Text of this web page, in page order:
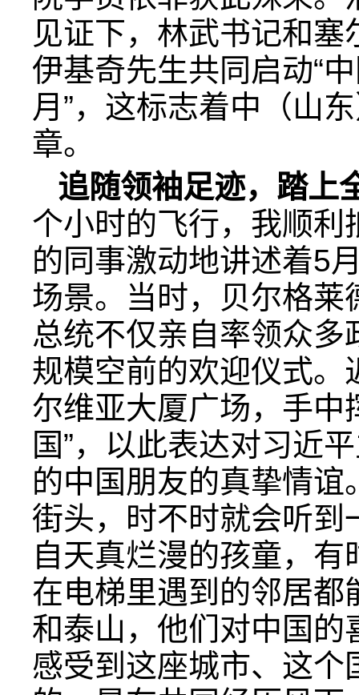
见证下，林武书记和塞
伊基奇先生共同启动“
月”，这标志着中（山
章。
追随领袖足迹，踏上
个小时的飞行，我顺利
的同事激动地讲述着5
场景。当时，贝尔格莱
总统不仅亲自率领众
规模空前的欢迎仪式
尔维亚大厦广场，手中
国”，以此表达对习近
的中国朋友的真挚情
街头，时不时就会听到
自天真烂漫的孩童，
在电梯里遇到的邻居都
和泰山，他们对中国的
感受到这座城市、这个